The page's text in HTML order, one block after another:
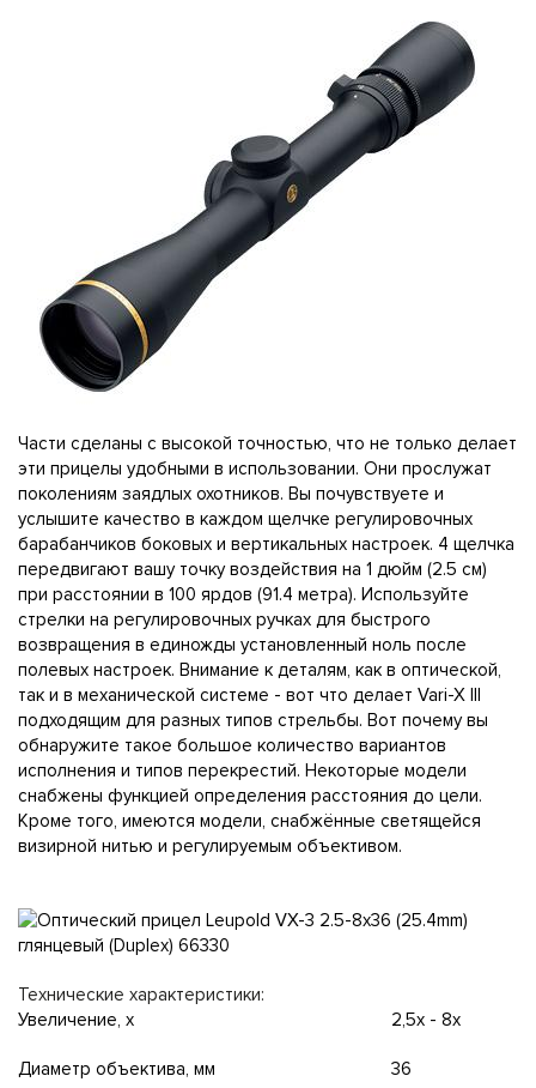
Части сделаны с высокой точностью, что не только делает
эти прицелы удобными в использовании. Они прослужат
поколениям заядлых охотников. Вы почувствуете и
услышите качество в каждом щелчке регулировочных
барабанчиков боковых и вертикальных настроек. 4 щелчка
передвигают вашу точку воздействия на 1 дюйм (2.5 см)
при расстоянии в 100 ярдов (91.4 метра). Используйте
стрелки на регулировочных ручках для быстрого
возвращения в единожды установленный ноль после
полевых настроек. Внимание к деталям, как в оптической,
так и в механической системе - вот что делает Vari-X III
подходящим для разных типов стрельбы. Вот почему вы
обнаружите такое большое количество вариантов
исполнения и типов перекрестий. Некоторые модели
снабжены функцией определения расстояния до цели.
Кроме того, имеются модели, снабжённые светящейся
визирной нитью и регулируемым объективом.
Технические характеристики:
Увеличение, х
2,5x - 8x
Диаметр объектива, мм 36